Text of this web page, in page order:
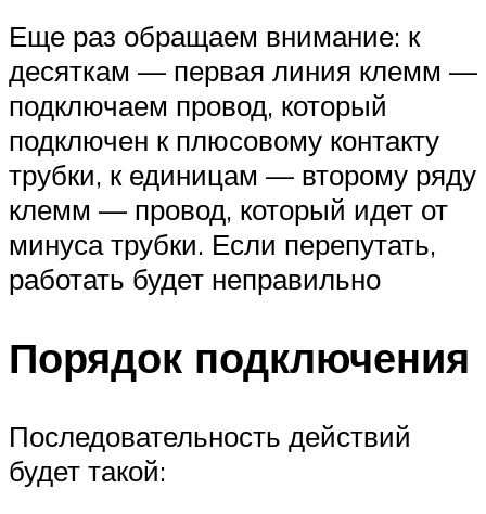
Еще раз обращаем внимание: к
десяткам — первая линия клемм —
подключаем провод, который
подключен к плюсовому контакту
трубки, к единицам — второму ряду
клемм — провод, который идет от
минуса трубки. Если перепутать,
работать будет неправильно
Порядок подключения
Последовательность действий
будет такой: